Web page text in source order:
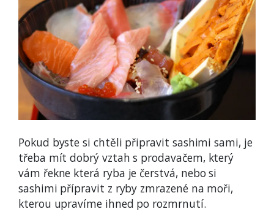
Pokud byste si chtěli připravit sashimi sami, je
třeba mít dobrý vztah s prodavačem, který
vám řekne která ryba je čerstvá, nebo si
sashimi přípravit z ryby zmrazené na moři,
kterou upravíme ihned po rozmrnutí.